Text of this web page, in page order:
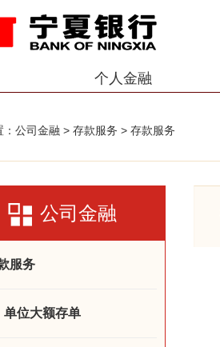
个人金融
公司金融 > 存款服务 > 存款服务
公司金融
服务
单位大额存单